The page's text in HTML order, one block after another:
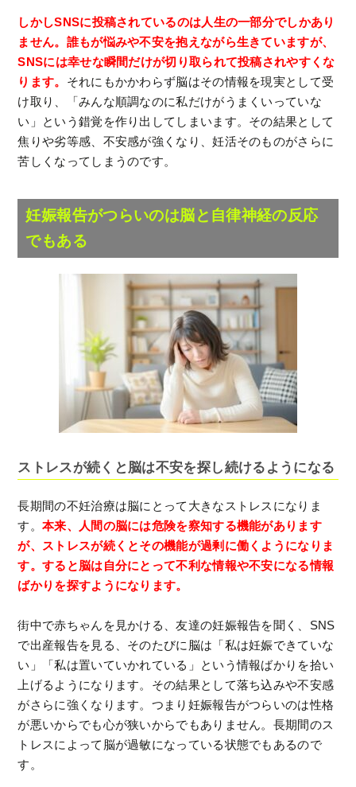
しかしSNSに投稿されているのは人生の一部分でしかあり
ません。誰もが悩みや不安を抱えながら生きていますが、
SNSには幸せな瞬間だけが切り取られて投稿されやすくな
ります。 それにもかかわらず脳はその情報を現実として受
け取り、「みんな順調なのに私だけがうまくいっていな
い」という錯覚を作り出してしまいます。その結果として
焦りや劣等感、不安感が強くなり、妊活そのものがさらに
苦しくなってしまうのです。
妊娠報告がつらいのは脳と自律神経の反応
でもある
ストレスが続くと脳は不安を探し続けるようになる
長期間の不妊治療は脳にとって大きなストレスになりま
す。本来、人間の脳には危険を察知する機能があります
が、ストレスが続くとその機能が過剰に働くようになりま
す。すると脳は自分にとって不利な情報や不安になる情報
ばかりを探すようになります。
街中で赤ちゃんを見かける、友達の妊娠報告を聞く、SNS
で出産報告を見る、そのたびに脳は「私は妊娠できていな
い」「私は置いていかれている」という情報ばかりを拾い
上げるようになります。その結果として落ち込みや不安感
がさらに強くなります。つまり妊娠報告がつらいのは性格
が悪いからでも心が狭いからでもありません。長期間のス
トレスによって脳が過敏になっている状態でもあるので
す。